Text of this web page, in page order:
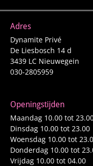
Adres
Dynamite Privé
De Liesbosch 14 d
3439 LC Nieuwegein
030-2805959
Openingstijden
Maandag 10.00 tot
Dinsdag 10.00 tot 23.00
Woensdag 10.00 tot
Donderdag 10.00 tot
Vrijdag 10.00 tot 04.00